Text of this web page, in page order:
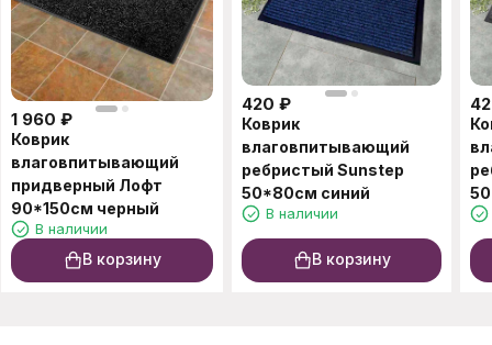
1 960 ₽
Коврик
влаговпитывающий
придверный Лофт
90*150см черный
В наличии
В корзину
420 ₽
Коврик
влаговпитывающий
ребристый Sunstep
50*80см синий
В наличии
В корзину